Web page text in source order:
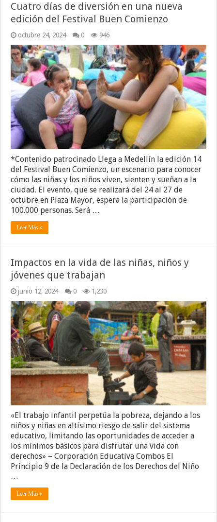
Cuatro días de diversión en una nueva
edición del Festival Buen Comienzo
octubre 24, 2024 0 946
*Contenido patrocinado Llega a Medellín la edición 14
del Festival Buen Comienzo, un escenario para conocer
cómo las niñas y los niños viven, sienten y sueñan a la
ciudad. El evento, que se realizará del 24 al 27 de
octubre en Plaza Mayor, espera la participación de
100.000 personas. Será …
Leer Más »
Impactos en la vida de las niñas, niños y
jóvenes que trabajan
junio 12, 2024 0 1,230
«El trabajo infantil perpetúa la pobreza, dejando a los
niños y niñas en altísimo riesgo de salir del sistema
educativo, limitando las oportunidades de acceder a
los mínimos básicos para disfrutar una vida con
derechos» – Corporación Educativa Combos El
Principio 9 de la Declaración de los Derechos del Niño
…
Leer Más »